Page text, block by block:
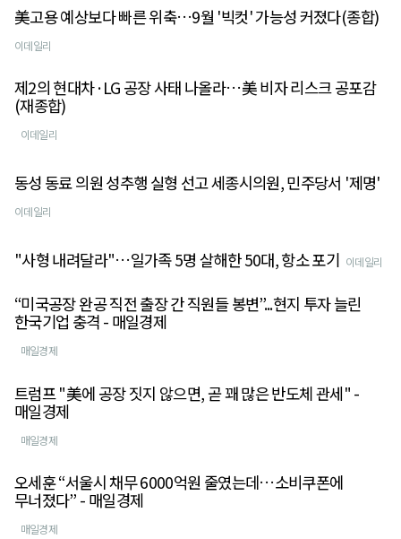
美고용 예상보다 빠른 위축…9월 '빅컷' 가능성 커졌다(종합)
이데일리
제2의 현대차·LG 공장 사태 나올라…美 비자 리스크 공포감
(재종합)
이데일리
동성 동료 의원 성추행 실형 선고 세종시의원, 민주당서 '제명'
이데일리
"사형 내려달라"…일가족 5명 살해한 50대, 항소 포기 이데일리
“미국공장 완공 직전 출장 간 직원들 봉변”...현지 투자 늘린
한국기업 충격 - 매일경제
매일경제
트럼프 "美에 공장 짓지 않으면, 곧 꽤 많은 반도체 관세" -
매일경제
매일경제
오세훈 “서울시 채무 6000억원 줄였는데…소비쿠폰에
무너졌다” - 매일경제
매일경제